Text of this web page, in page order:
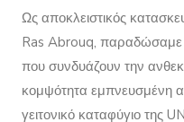
Ως αποκλειστικός
Ras Abrouq,
που συνδυάζουν την
κομψότητα εμπνευσμένη
γειτονικό καταφύγιο της